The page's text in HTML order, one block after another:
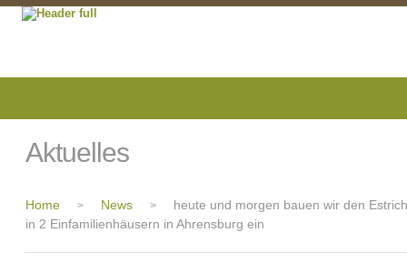
Aktuelles
Home > News >
heute und morgen bauen wir den Estrich
in 2 Einfamilienhäusern in Ahrensburg ein